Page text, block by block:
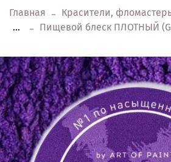
Главная
Красители,
...
Пищевой блеск ПЛОТНЫЙ